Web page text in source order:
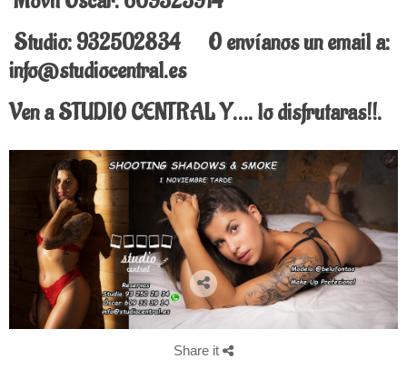
Studio: 932502834 O envíanos un email a:
info@studiocentral.es
Ven a STUDIO CENTRAL Y…. lo disfrutaras!!.
Share it